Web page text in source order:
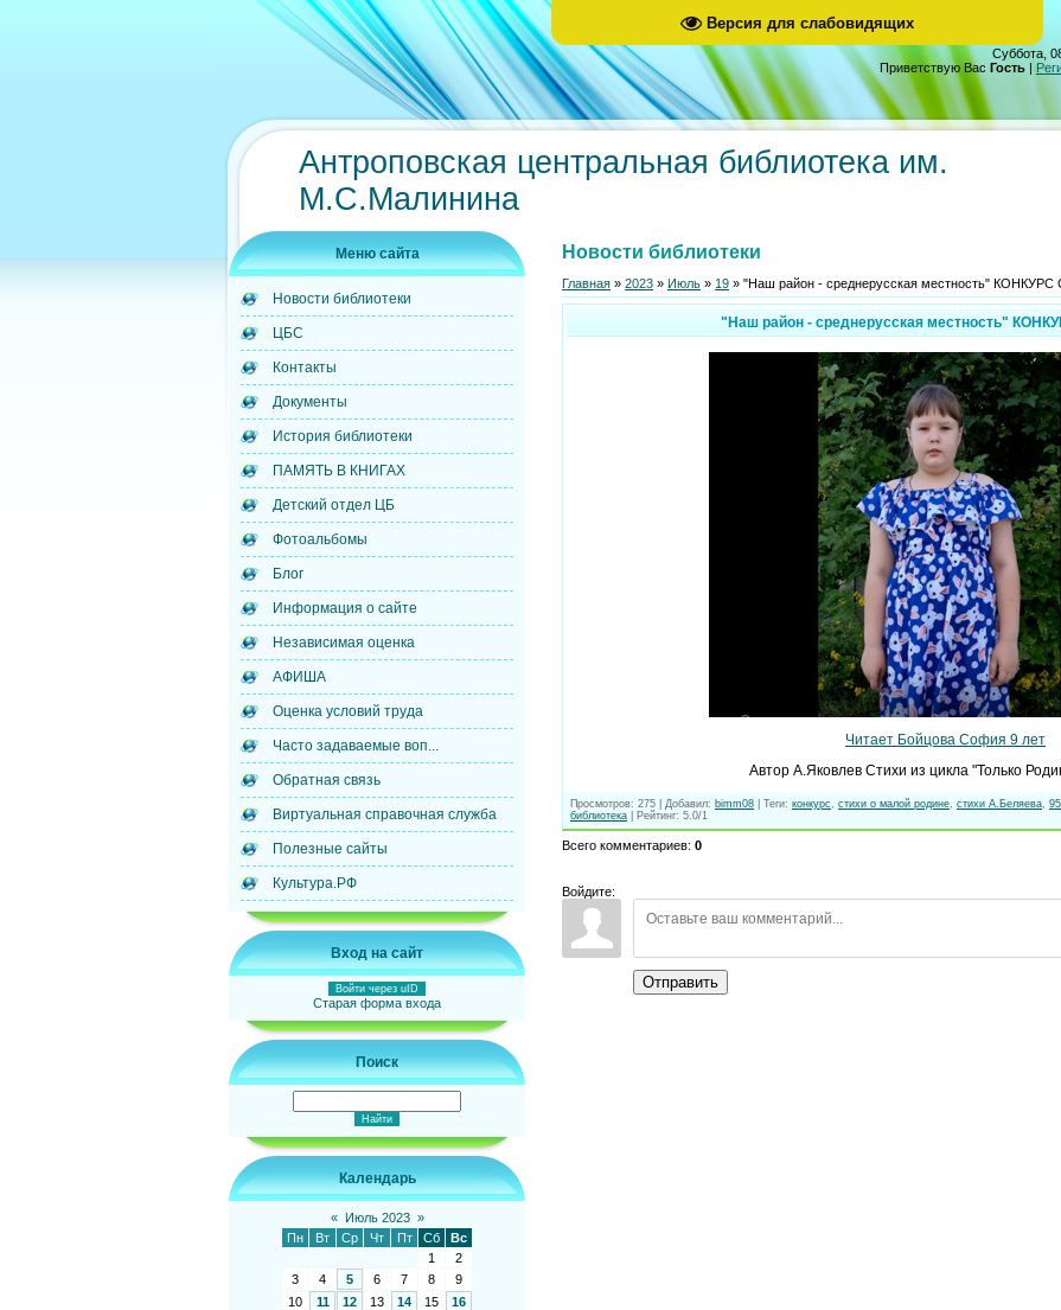
Версия для слабовидящих
Суббота,
Приветствую Вас Гость |
Антроповская центральная библиотека им.
М.С.Малинина
Меню сайта
Новости библиотеки
ЦБС
Контакты
Документы
История библиотеки
ПАМЯТЬ В КНИГАХ
Детский отдел ЦБ
Фотоальбомы
Блог
Информация о сайте
Независимая оценка
АФИША
Оценка условий труда
Часто задаваемые воп...
Обратная связь
Виртуальная справочная служба
Полезные сайты
Культура.РФ
Вход на сайт
Войти через uID
Старая форма входа
Поиск
Календарь
« Июль 2023 »
Пн
Вт Ср Чт Пт Сб
Вс
1
2
3
4 5 6 7 8
9
10
11 12 13 14 15
16
Новости библиотеки
Главная » 2023 » Июль » 19 » "Наш район - среднерусская местность"
"Наш район - среднерусская местность"
Читает Бойцова София 9 лет
Автор А.Яковлев Стихи из цикла "Только
Просмотров: 275 Добавил: bimm08 Теги: конкурс, стихи о малой родине, стихи А.Беляева,
библиотека
Рейтинг: 5.0/1
Всего комментариев: 0
Войдите:
Отправить